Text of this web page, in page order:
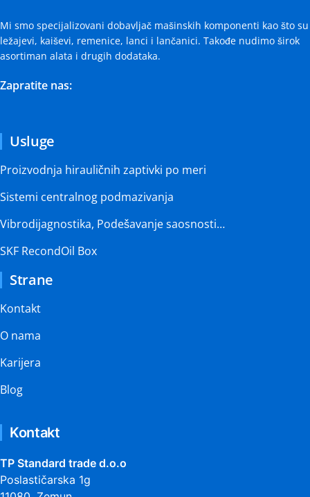
Mi smo specijalizovani dobavljač mašinskih komponenti kao što su
ležajevi, kaiševi, remenice, lanci i lančanici. Takođe nudimo širok
asortiman alata i drugih dodataka.
Zapratite nas:
Usluge
Proizvodnja hirauličnih zaptivki po meri
Sistemi centralnog podmazivanja
Vibrodijagnostika, Podešavanje saosnosti…
SKF RecondOil Box
Strane
Kontakt
O nama
Karijera
Blog
Kontakt
TP Standard trade d.o.o
Poslastičarska 1g